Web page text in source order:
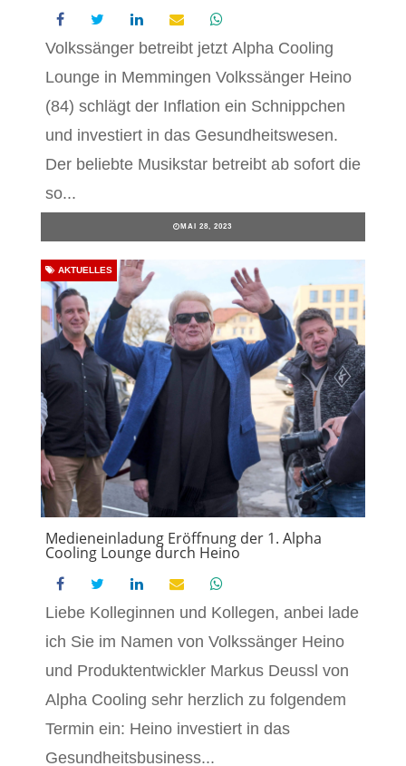
Volkssänger betreibt jetzt Alpha Cooling
Lounge in Memmingen Volkssänger Heino
(84) schlägt der Inflation ein Schnippchen
und investiert in das Gesundheitswesen.
Der beliebte Musikstar betreibt ab sofort die
so...
MAI 28, 2023
Medieneinladung Eröffnung der 1. Alpha
Cooling Lounge durch Heino
AKTUELLES
Liebe Kolleginnen und Kollegen, anbei lade
ich Sie im Namen von Volkssänger Heino
und Produktentwickler Markus Deussl von
Alpha Cooling sehr herzlich zu folgendem
Termin ein: Heino investiert in das
Gesundheitsbusiness...